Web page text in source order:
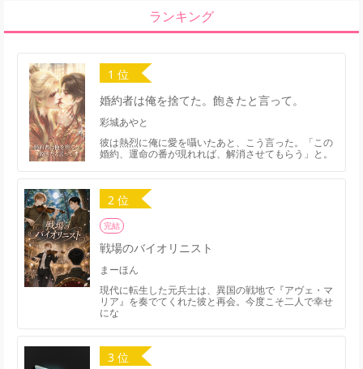
ランキング
1 位
婚約者は俺を捨てた。飽きたと言って。
彩城あやと
彼は熱烈に俺に愛を囁いたあと、こう言った。「この
婚約、運命の番が現れれば、解消させてもらう」と。
2 位
完結
戦場のバイオリニスト
まーほん
現代に転生した元兵士は、異国の戦地で『アヴェ・マ
リア』を奏でてくれた彼と再会。今度こそ二人で幸せ
にな
3 位